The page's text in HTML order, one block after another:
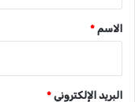
*
الاسم *
البريد الإلكتروني *